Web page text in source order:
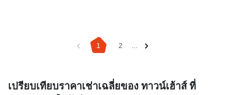
1 2 ...
เปรียบเทียบราคาเช่าเฉลี่ยของ ทาวน์เฮ้าส์ ที่